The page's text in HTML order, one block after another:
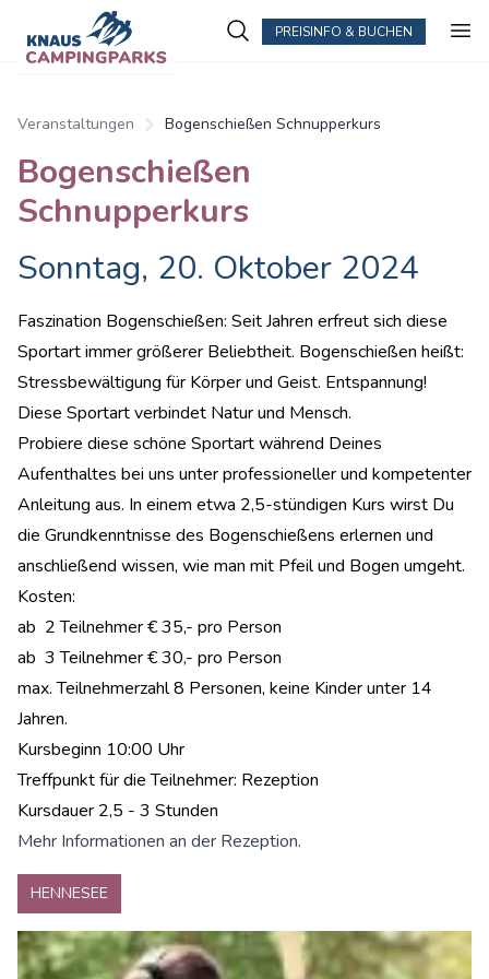
PREISINFO & BUCHEN
Veranstaltungen Bogenschießen Schnupperkurs
Bogenschießen
Schnupperkurs
Sonntag, 20. Oktober 2024
Faszination Bogenschießen: Seit Jahren erfreut sich diese
Sportart immer größerer Beliebtheit. Bogenschießen heißt:
Stressbewältigung für Körper und Geist. Entspannung!
Diese Sportart verbindet Natur und Mensch.
Probiere diese schöne Sportart während Deines
Aufenthaltes bei uns unter professioneller und kompetenter
Anleitung aus. In einem etwa 2,5-stündigen Kurs wirst Du
die Grundkenntnisse des Bogenschießens erlernen und
anschließend wissen, wie man mit Pfeil und Bogen umgeht.
Kosten:
ab 2 Teilnehmer € 35,- pro Person
ab 3 Teilnehmer € 30,- pro Person
max. Teilnehmerzahl 8 Personen, keine Kinder unter 14
Jahren.
Kursbeginn 10:00 Uhr
Treffpunkt für die Teilnehmer: Rezeption
Kursdauer 2,5 - 3 Stunden
Mehr Informationen an der Rezeption.
HENNESEE